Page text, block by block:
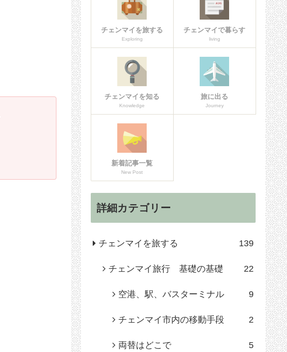
チェンマイを旅する
Exploring
チェンマイで暮らす
living
チェンマイを知る
Knowledge
旅に出る
Journey
新着記事一覧
New Post
詳細カテゴリー
チェンマイを旅する 139
チェンマイ旅行 基礎の基礎 22
空港、駅、バスターミナル 9
チェンマイ市内の移動手段 2
両替はどこで 5